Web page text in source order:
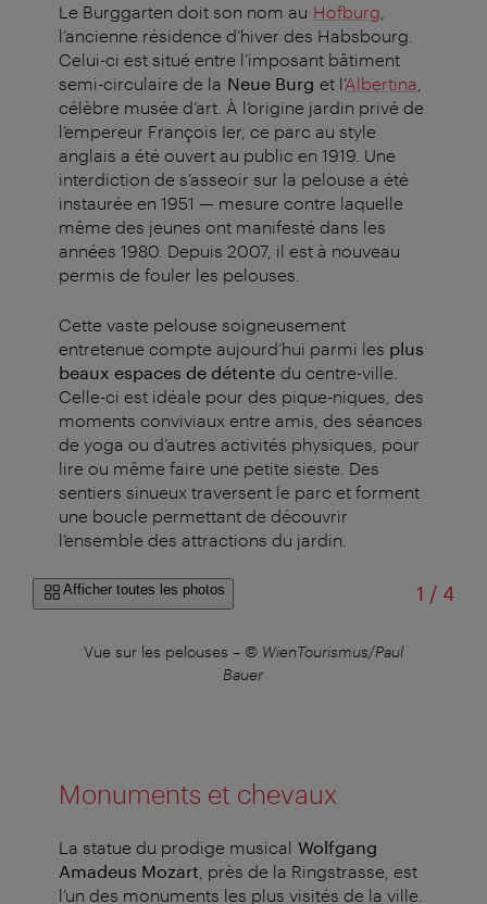
Le Burggarten doit son nom au Hofburg
l’ancienne résidence d’hiver des Habsbourg.
Celui-ci est situé entre l’imposant bâtiment
semi-circulaire de la Neue Burg et l’Albertina
célèbre musée d’art. À l’origine jardin privé de
l’empereur François Ier, ce parc au style
anglais a été ouvert au public en 1919. Une
interdiction de s’asseoir sur la pelouse a été
instaurée en 1951 — mesure contre laquelle
même des jeunes ont manifesté dans les
années 1980. Depuis 2007, il est à nouveau
permis de fouler les pelouses.
Cette vaste pelouse soigneusement
entretenue compte aujourd’hui parmi les plus
beaux espaces de détente du centre-ville.
Celle-ci est idéale pour des pique-niques, des
moments conviviaux entre amis, des séances
de yoga ou d’autres activités physiques, pour
lire ou même faire une petite sieste. Des
sentiers sinueux traversent le parc et forment
une boucle permettant de découvrir
l’ensemble des attractions du jardin.
Afficher toutes les photos 1 /sur
4
Vue sur les pelouses – © WienTourismus/Paul
Bauer
Monuments et chevaux
La statue du prodige musical Wolfgang
Amadeus Mozart , près de la Ringstrasse, est
l’un des monuments les plus visités de la ville.